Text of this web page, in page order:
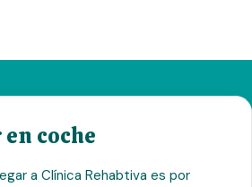
coche
a Clínica Rehabtiva es por